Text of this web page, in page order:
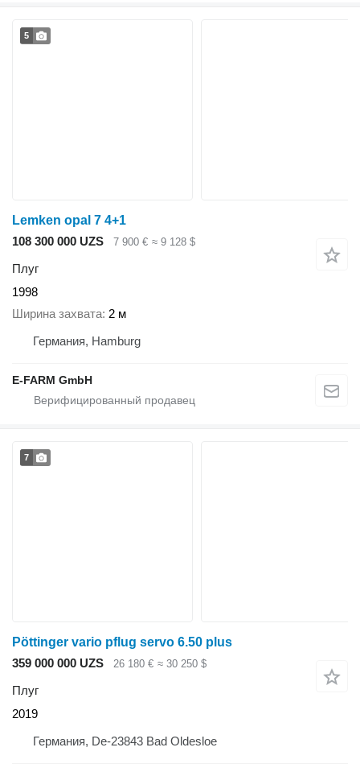
5
Lemken opal 7 4+1
108 300 000 UZS
7 900 € ≈ 9 128 $
Плуг
1998
Ширина захвата 2 м
Германия, Hamburg
E-FARM GmbH
7
Pöttinger vario pflug servo 6.50 plus
359 000 000 UZS
26 180 € ≈ 30 250 $
Плуг
2019
Германия, De-23843 Bad Oldesloe